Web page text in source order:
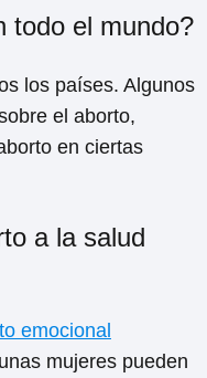
todo el mundo?
los países. Algunos
el aborto,
en ciertas
a la salud
emocional
mujeres pueden